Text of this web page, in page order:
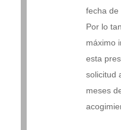
fecha de
Por lo
máximo
esta
solicitud
meses